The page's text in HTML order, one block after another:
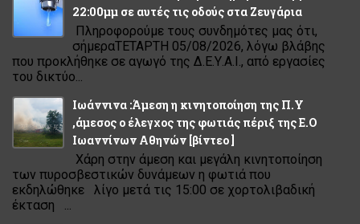
22:00μμ σε αυτές τις οδούς στα Ζευγάρια
Πληροφορούμε τους συνδημότες μας ότι,
σήμεραΤΕΤΑΡΤΗ 05/08/2026, λόγω βλάβης
που προκλήθηκε σε αγωγό της Δ.Ε.Υ.Α.Ι., από εργασίες
του δικτύο...
Ιωάννινα :Άμεση η κινητοποίηση της Π.Υ
,άμεσος ο έλεγχος της φωτιάς πέριξ της Ε.Ο
Ιωαννίνων Αθηνών [βίντεο ]
Χάρη στην άμεση και μεγάλη κινητοποίηση
των πυροσβεστικών δυνάμεων η φωτιά που
εκδηλώθηκε λίγο μετά τις 15:00 σε χορτολιβαδική
έκταση ...